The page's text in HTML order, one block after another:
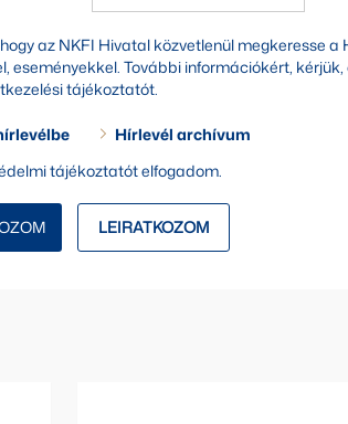
az NKFI Hivatal közvetlenül megkeresse a
eseményekkel. További információkért, kérjük,
tájékoztatót.
Hírlevél archívum
tájékoztatótelfogadom.